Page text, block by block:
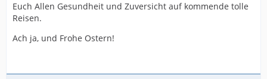
Euch Allen Gesundheit und Zuversicht auf kommende tolle
Reisen.
Ach ja, und Frohe Ostern!